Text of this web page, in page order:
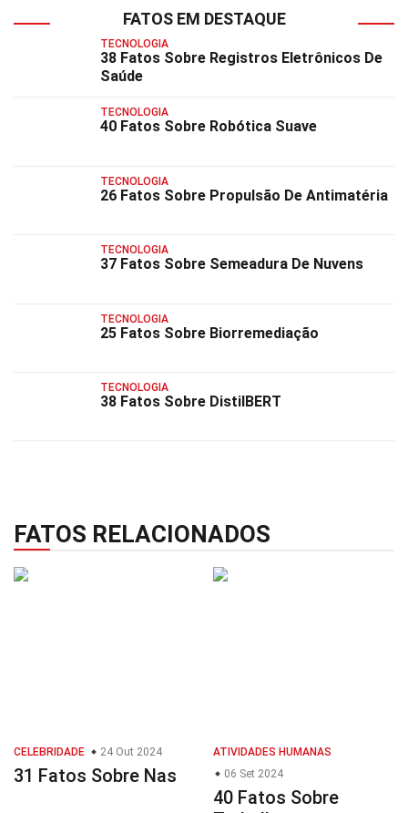
FATOS EM DESTAQUE
TECNOLOGIA
38 Fatos Sobre Registros Eletrônicos De
Saúde
TECNOLOGIA
40 Fatos Sobre Robótica Suave
TECNOLOGIA
26 Fatos Sobre Propulsão De Antimatéria
TECNOLOGIA
37 Fatos Sobre Semeadura De Nuvens
TECNOLOGIA
25 Fatos Sobre Biorremediação
TECNOLOGIA
38 Fatos Sobre DistilBERT
FATOS RELACIONADOS
CELEBRIDADE 24 Out 2024
31 Fatos Sobre Nas
ATIVIDADES HUMANAS
06 Set 2024
40 Fatos Sobre